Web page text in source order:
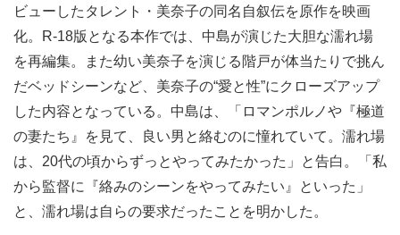
ビューしたタレント・美奈子の同名自叙伝を原作を映画
化。R-18版となる本作では、中島が演じた大胆な濡れ場
を再編集。また幼い美奈子を演じる階戸が体当たりで挑ん
だベッドシーンなど、美奈子の“愛と性”にクローズアップ
した内容となっている。中島は、「ロマンポルノや『極道
の妻たち』を見て、良い男と絡むのに憧れていて。濡れ場
は、20代の頃からずっとやってみたかった」と告白。「私
から監督に『絡みのシーンをやってみたい』といった」
と、濡れ場は自らの要求だったことを明かした。